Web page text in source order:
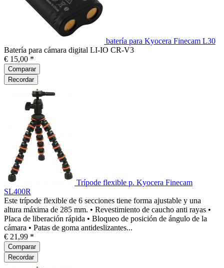
batería para Kyocera Finecam L30
Batería para cámara digital LI-IO CR-V3
€ 15,00 *
Comparar
Recordar
Trípode flexible p. Kyocera Finecam
SL400R
Este trípode flexible de 6 secciones tiene forma ajustable y una
altura máxima de 285 mm. • Revestimiento de caucho anti rayas •
Placa de liberación rápida • Bloqueo de posición de ángulo de la
cámara • Patas de goma antideslizantes...
€ 21,99 *
Comparar
Recordar